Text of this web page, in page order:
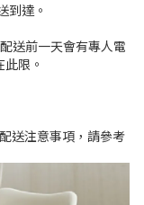
到達。
送前一天會有專人電
限。
送注意事項，請參考